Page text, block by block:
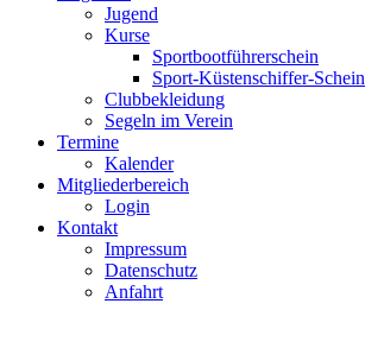
Jugend
Kurse
Sportbootführerschein
Sport-Küstenschiffer-Schein
Clubbekleidung
Segeln im Verein
Termine
Kalender
Mitgliederbereich
Login
Kontakt
Impressum
Datenschutz
Anfahrt